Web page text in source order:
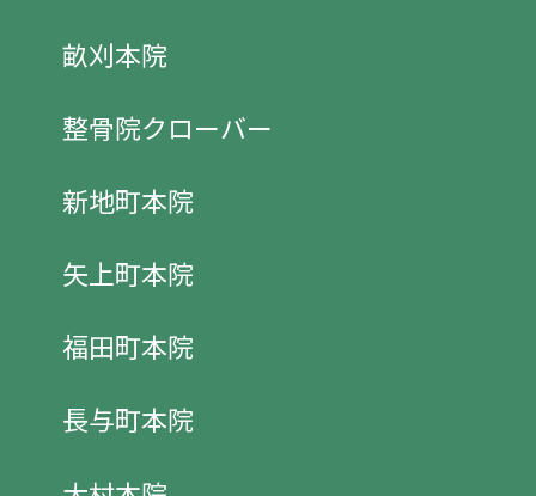
畝刈本院
整骨院クローバー
新地町本院
矢上町本院
福田町本院
長与町本院